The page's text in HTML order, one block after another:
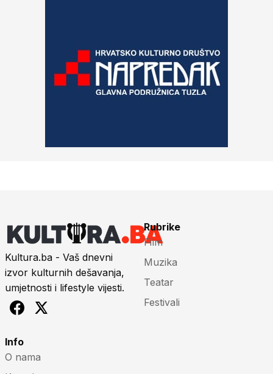
Kultura.ba - Vaš dnevni
izvor kulturnih dešavanja,
umjetnosti i lifestyle vijesti.
Rubrike
Film
Muzika
Teatar
Festivali
Info
O nama